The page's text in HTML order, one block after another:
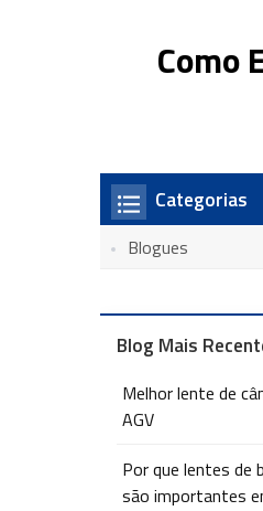
Como
Categorias
Blogues
Blog Mais
Melhor lente de
AGV
Por que lentes de
são importantes